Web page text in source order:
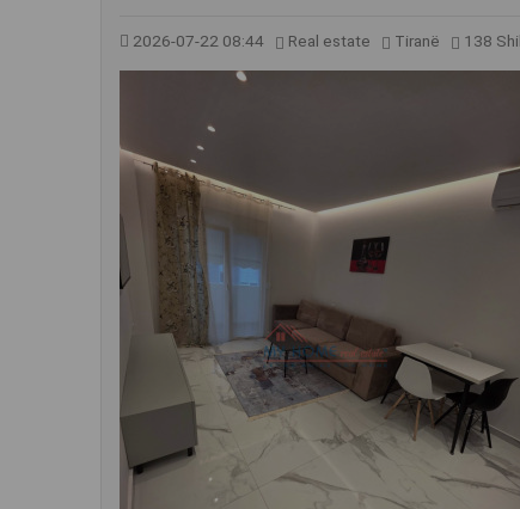
2026-07-22 08:44 Real estate Tiranë 138